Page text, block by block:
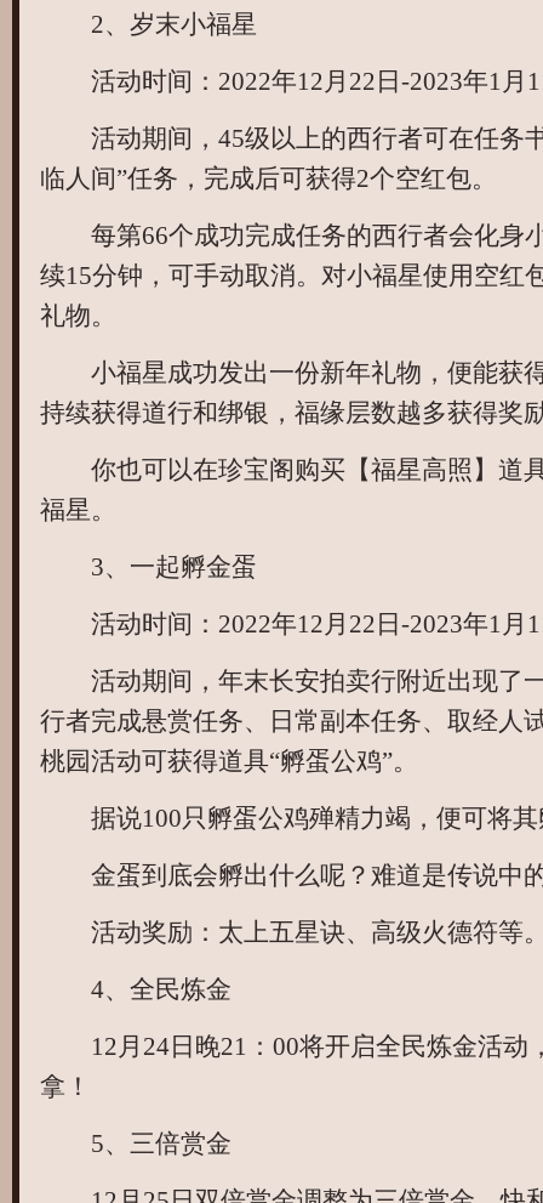
2、岁末小福星
活动时间：2022年12月22日-2023年1月
活动期间，45级以上的西行者可在任务
临人间”任务，完成后可获得2个空红包。
每第66个成功完成任务的西行者会化身
续15分钟，可手动取消。对小福星使用空红
礼物。
小福星成功发出一份新年礼物，便能获
持续获得道行和绑银，福缘层数越多获得奖
你也可以在珍宝阁购买【福星高照】道
福星。
3、一起孵金蛋
活动时间：2022年12月22日-2023年1月
活动期间，年末长安拍卖行附近出现了
行者完成悬赏任务、日常副本任务、取经人
桃园活动可获得道具“孵蛋公鸡”。
据说100只孵蛋公鸡殚精力竭，便可将其
金蛋到底会孵出什么呢？难道是传说中
活动奖励：太上五星诀、高级火德符等
4、全民炼金
12月24日晚21：00将开启全民炼金活动
拿！
5、三倍赏金